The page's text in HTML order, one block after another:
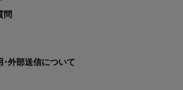
問
･外部送信について